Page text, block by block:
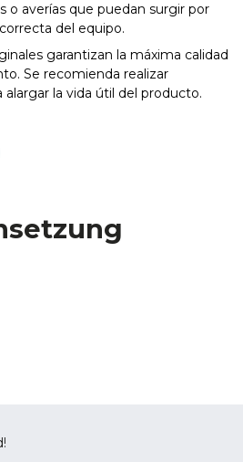
o averías que puedan surgir por
del equipo.
garantizan la máxima calidad
Se recomienda realizar
la vida útil del producto.